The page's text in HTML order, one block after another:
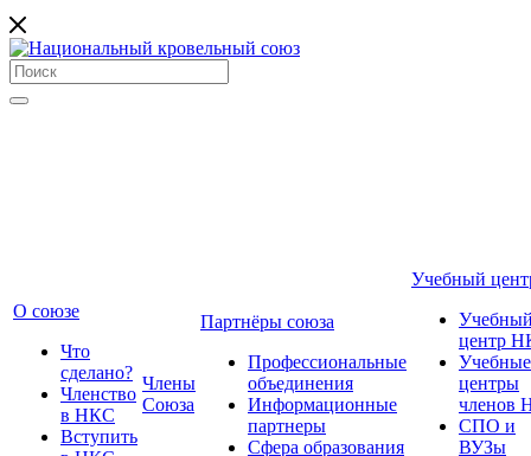
О союзе
Что
сделано?
Членство
в НКС
Вступить
Члены
Союза
Партнёры союза
Профессиональные
объединения
Информационные
партнеры
Сфера образования
Учебный
центр
Учебные
центры
членов
СПО и
ВУЗы